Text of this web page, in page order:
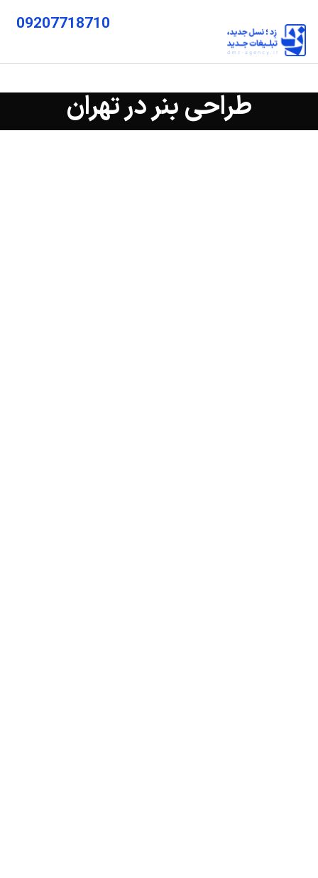
09207718710
طراحی بنر در تهران